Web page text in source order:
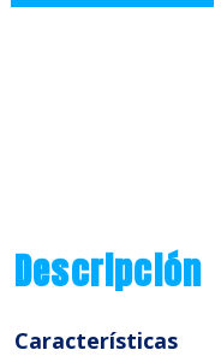
Descripción
Características